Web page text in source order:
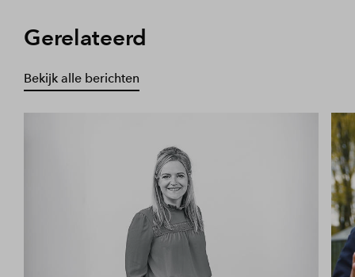
Gerelateerd
Bekijk alle berichten